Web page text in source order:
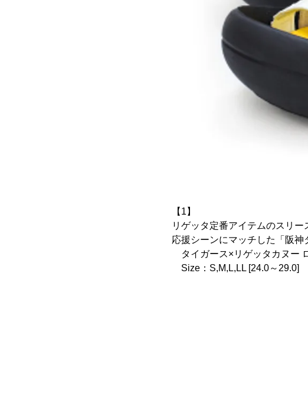
【1】
リゲッタ定番アイテムのスリー
応援シーンにマッチした「阪神
タイガース×リゲッタカヌー
Size：S,M,L,LL [24.0～29.0]